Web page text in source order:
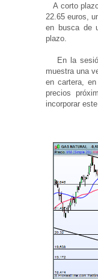
A corto
22.65 euros,
en busca de
plazo.
En la
muestra una
en cartera,
precios
incorporar